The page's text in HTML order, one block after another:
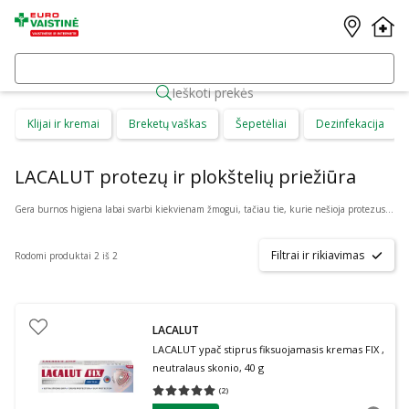
Ieškoti prekės
Klijai ir kremai Breketų vaškas Šepetėliai Dezinfekacija
LACALUT protezų ir plokštelių priežiūra
Gera burnos higiena labai svarbi kiekvienam žmogui, tačiau tie, kurie nešioja protezus ar plokšteles tam turi skirti ypatingą dėmesį. Internetinėje vaistinėje patrauklia kaina galite internetu, net neišėję iš namų ar kitos, sau patogios vietos pirkti COREGA, CURAPROX, JORDAN, GUM, PROTEFIX ir kitų gamintojų protezų ir plokštelių priežiūros priemones.
Rodomi produktai 2 iš 2 Filtrai ir rikiavimas
LACALUT
LACALUT ypač stiprus fiksuojamasis kremas FIX ,
neutralaus skonio, 40 g
(2)
Vidutinis įvertinimas 5.00